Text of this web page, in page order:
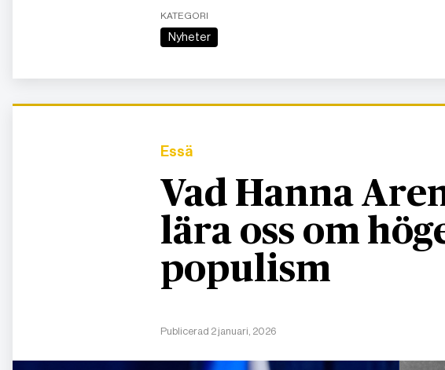
KATEGORI
Nyheter
Essä
Vad Hanna
lära oss om
populism
Publicerad 2 januari, 2026